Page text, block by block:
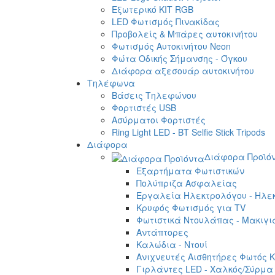
Εξωτερικό ΚΙΤ RGB
LED Φωτισμός Πινακίδας
Προβολείς & Μπάρες αυτοκινήτου
Φωτισμός Αυτοκινήτου Neon
Φώτα Οδικής Σήμανσης - Όγκου
Διάφορα αξεσουάρ αυτοκινήτου
Τηλέφωνα
Βάσεις Τηλεφώνου
Φορτιστές USB
Ασύρματοι Φορτιστές
Ring Light LED - BT Selfie Stick Tripods
Διάφορα
Διάφορα
Εξαρτήματα Φωτιστικών
Πολύπριζα Ασφαλείας
Εργαλεία Ηλεκτρολόγου -
Κρυφός Φωτισμός για TV
Φωτιστικά Ντουλάπας -
Αντάπτορες
Καλώδια - Ντουί
Ανιχνευτές Αισθητήρες Φωτός
Γιρλάντες LED - Χαλκός/Σύρμα